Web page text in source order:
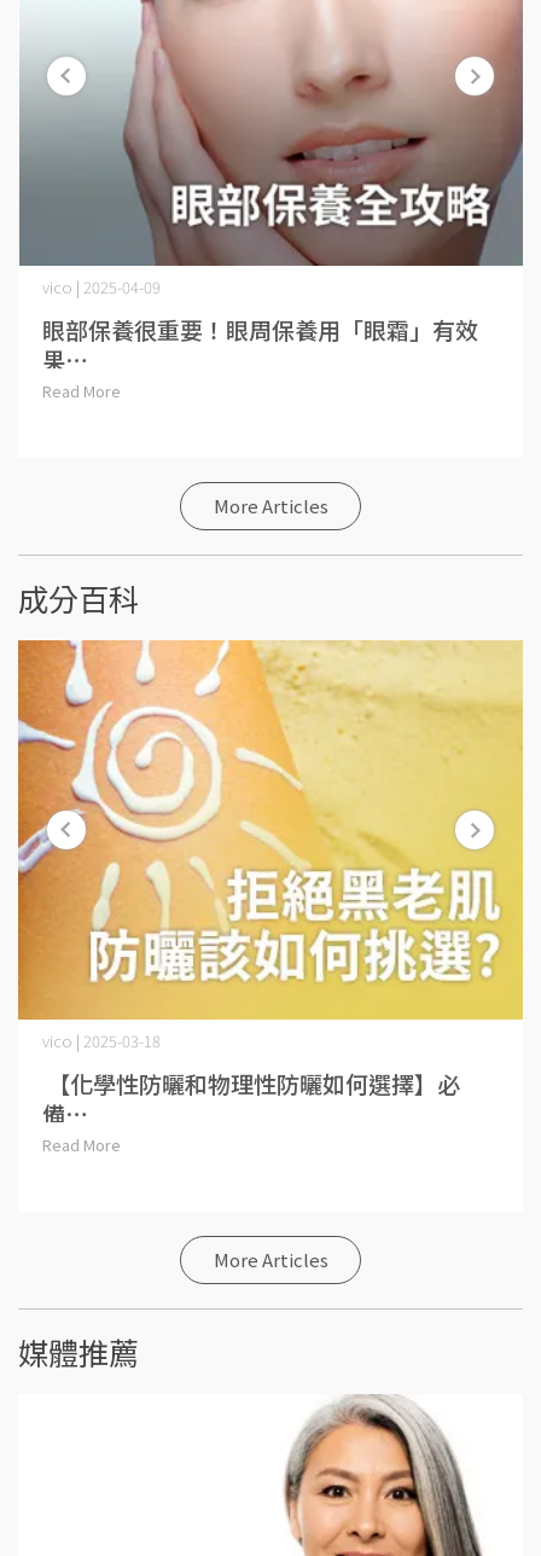
vico | 2025-04-09
眼部保養很重要！眼周保養用「眼霜」有效
果⋯
Read More
More Articles
成分百科
vico | 2025-03-18
【化學性防曬和物理性防曬如何選擇】必
備⋯
Read More
More Articles
媒體推薦